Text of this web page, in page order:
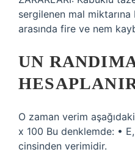
sergilenen mal
arasında fire ve nem
UN
O zaman verim
x 100 Bu denklemde: •
cinsinden verimidir.